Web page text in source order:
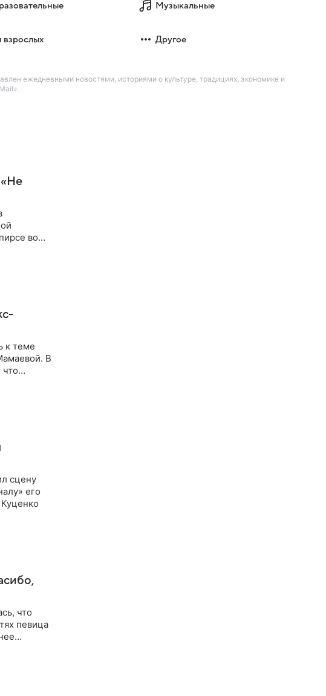
Музыкальные
взрослых Другое
ежедневными новостями, историями о культуре, традициях, экономике и
во
к теме
В
сцену
его
что
певица